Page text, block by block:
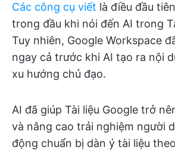
Các công cụ viết là điều đầu
trong đầu khi nói đến AI trong
Tuy nhiên, Google Workspace
ngay cả trước khi AI tạo ra nội
xu hướng chủ đạo.
AI đã giúp Tài liệu Google trở
và nâng cao trải nghiệm người
động chuẩn bị dàn ý tài liệu